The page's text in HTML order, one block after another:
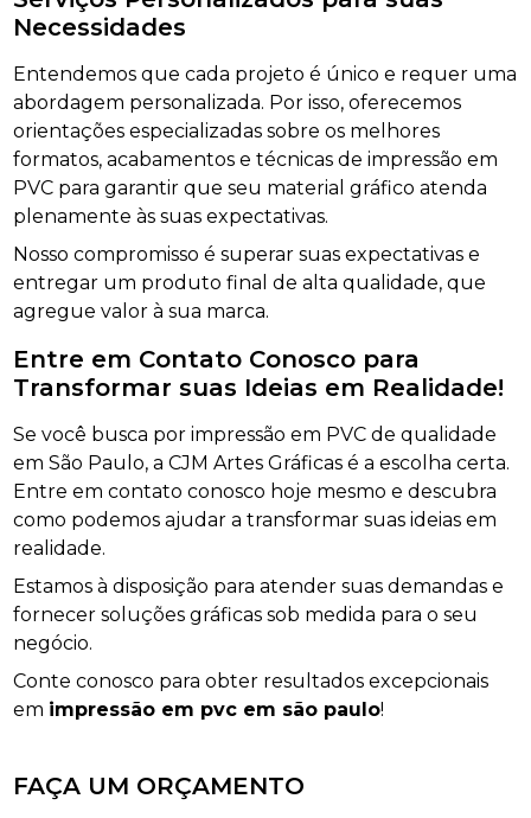
Necessidades
Entendemos que cada projeto é único e requer uma
abordagem personalizada. Por isso, oferecemos
orientações especializadas sobre os melhores
formatos, acabamentos e técnicas de impressão em
PVC para garantir que seu material gráfico atenda
plenamente às suas expectativas.
Nosso compromisso é superar suas expectativas e
entregar um produto final de alta qualidade, que
agregue valor à sua marca.
Entre em Contato Conosco para
Transformar suas Ideias em Realidade!
Se você busca por impressão em PVC de qualidade
em São Paulo, a CJM Artes Gráficas é a escolha certa.
Entre em contato conosco hoje mesmo e descubra
como podemos ajudar a transformar suas ideias em
realidade.
Estamos à disposição para atender suas demandas e
fornecer soluções gráficas sob medida para o seu
negócio.
Conte conosco para obter resultados excepcionais
em impressão em pvc em são paulo!
FAÇA UM ORÇAMENTO